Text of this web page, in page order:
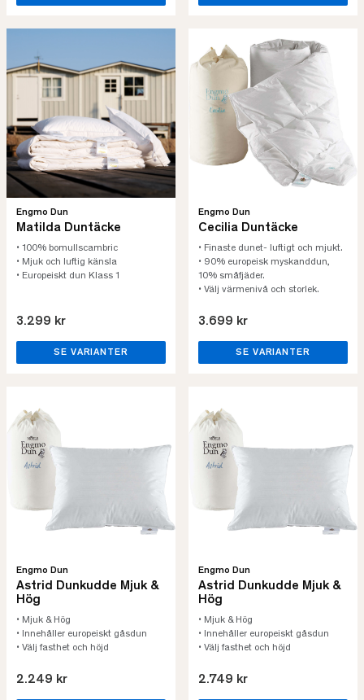
Engmo Dun
Matilda Duntäcke
• 100% bomullscambric
• Mjuk och luftig känsla
• Europeiskt dun Klass 1
3.299 kr
SE VARIANTER
Engmo Dun
Cecilia Duntäcke
• Finaste dunet- luftigt och mjukt.
• 90% europeisk myskanddun,
10% småfjäder.
• Välj värmenivå och storlek.
3.699 kr
SE VARIANTER
Engmo Dun
Astrid Dunkudde Mjuk &
Hög
• Mjuk & Hög
• Innehåller europeiskt gåsdun
• Välj fasthet och höjd
2.249 kr
Engmo Dun
Astrid Dunkudde Mjuk &
Hög
• Mjuk & Hög
• Innehåller europeiskt gåsdun
• Välj fasthet och höjd
2.749 kr